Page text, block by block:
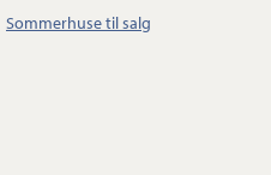
Sommerhuse til salg